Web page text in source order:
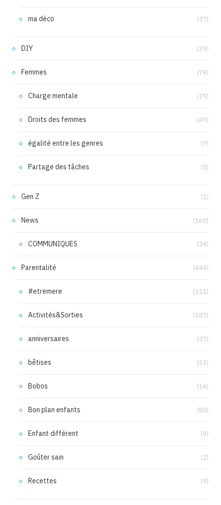
ma déco (27)
DIY (39)
Femmes (79)
Charge mentale (19)
Droits des femmes (45)
égalité entre les genres (7)
Partage des tâches (5)
Gen Z (1)
News (160)
COMMUNIQUES (24)
Parentalité (444)
#etremere (111)
Activités&Sorties (187)
anniversaires (27)
bêtises (33)
Bobos (16)
Bon plan enfants (80)
Enfant différent (9)
Goûter sain (2)
Recettes (9)